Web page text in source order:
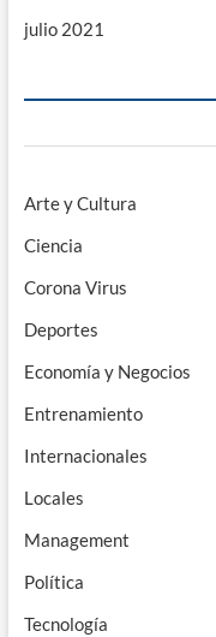
julio 2021
Arte y Cultura
Ciencia
Corona Virus
Deportes
Economía y Negocios
Entrenamiento
Internacionales
Locales
Management
Política
Tecnología